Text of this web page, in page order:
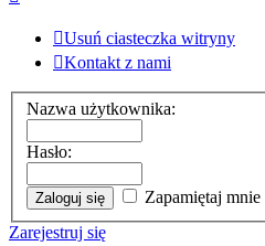
Usuń ciasteczka witryny
Kontakt z nami
Nazwa użytkownika:
Hasło:
Zapamiętaj mnie
Zarejestruj się